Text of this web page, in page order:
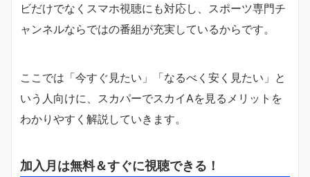
ビだけでなくスマホ視聴にも対応し、スポーツ専門チ
ャンネルならではの番組が充実しているからです。
ここでは「今すぐ見たい」「なるべく安く見たい」と
いう人向けに、スカパーでスカイAを見るメリットを
わかりやすく解説していきます。
加入月は無料＆すぐに視聴できる！